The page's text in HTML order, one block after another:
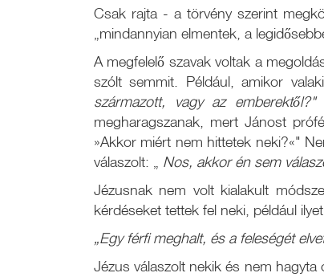
Csak rajta - a törvény szerint
„mindannyian elmentek, a
A megfelelő szavak voltak a
szólt semmit. Például, amikor
származott, vagy az emberektől?"
megharagszanak, mert Jánost
»Akkor miért nem hittetek neki?«"
válaszolt: „ Nos, akkor én sem
Jézusnak nem volt kialakult
kérdéseket tettek fel neki, például
„Egy férfi meghalt, és a feleségét
Jézus válaszolt nekik és nem